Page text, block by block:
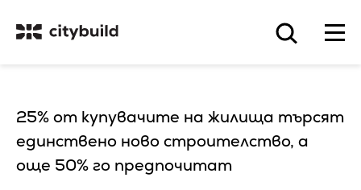
25% от купувачите на жилища търсят
единствено ново строителство, а
още 50% го предпочитат